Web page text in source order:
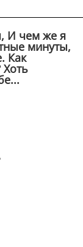
И чем же я
минуты,
Как